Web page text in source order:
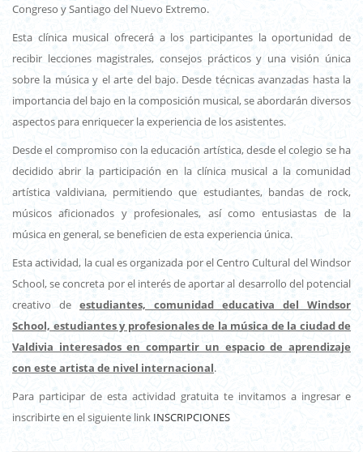
Congreso y Santiago del Nuevo Extremo.
Esta clínica musical ofrecerá a los participantes la oportunidad de
recibir lecciones magistrales, consejos prácticos y una visión única
sobre la música y el arte del bajo. Desde técnicas avanzadas hasta la
importancia del bajo en la composición musical, se abordarán diversos
aspectos para enriquecer la experiencia de los asistentes.
Desde el compromiso con la educación artística, desde el colegio se ha
decidido abrir la participación en la clínica musical a la comunidad
artística valdiviana, permitiendo que estudiantes, bandas de rock,
músicos aficionados y profesionales, así como entusiastas de la
música en general, se beneficien de esta experiencia única.
Esta actividad, la cual es organizada por el Centro Cultural del Windsor
School, se concreta por el interés de aportar al desarrollo del potencial
creativo de estudiantes, comunidad educativa del Windsor
School, estudiantes y profesionales de la música de la ciudad de
Valdivia interesados en compartir un espacio de aprendizaje
con este artista de nivel internacional.
Para participar de esta actividad gratuita te invitamos a ingresar e
inscribirte en el siguiente link INSCRIPCIONES